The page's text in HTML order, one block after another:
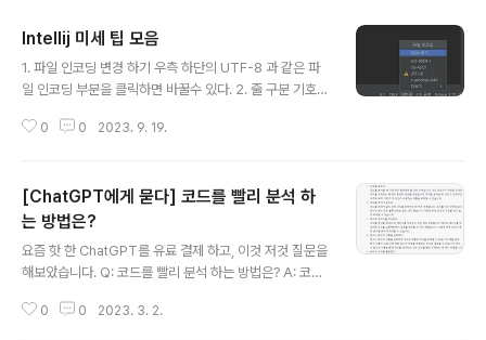
Intellij 미세 팁 모음
1. 파일 인코딩 변경 하기 우측 하단의 UTF-8 과 같은 파
일 인코딩 부분을 클릭하면 바꿀수 있다. 2. 줄 구분 기호
클릭하면 바꿀수 있다.
0 0 2023. 9. 19.
[ChatGPT에게 묻다] 코드를 빨리 분석 하
는 방법은?
요즘 핫 한 ChatGPT를 유료 결제 하고, 이것 저것 질문을
해보았습니다. Q: 코드를 빨리 분석 하는 방법은? A: 코드
니다. 주석을 읽는다. 코드를 분석할 때 가장 먼저 확인해야
0 0 2023. 3. 2.